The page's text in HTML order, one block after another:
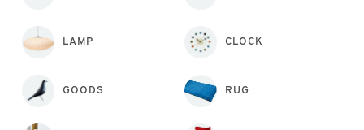
LAMP CLOCK
GOODS RUG